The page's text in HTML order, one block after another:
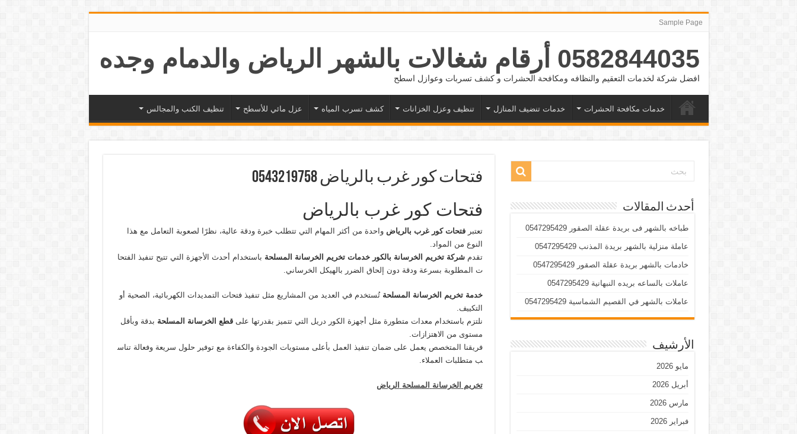
Sample Page
0582844035 أرقام شغالات بالشهر الرياض والدمام وجده
افضل شركة لخدمات التعقيم والنظافه ومكافحة الحشرات و كشف تسربات وعوازل اسطح
خدمات مكافحة الحشرات خدمات تنضيف المنازل تنظيف وعزل الخزانات كشف تسرب المياه عزل مائي للأسطح تنظيف الكنب والمجالس
فتحات كور غرب بالرياض 0543219758
فتحات كور غرب بالرياض
تعتبرفتحات كور غرب بالرياض واحدة من أكثر المهام التي تتطلب خبرة ودقة عالية، نظرًا لصعوبة التعامل مع هذا
النوع من المواد.
تقدمشركة تخريم الخرسانة بالكور خدمات تخريم الخرسانة المسلحة باستخدام أحدث الأجهزة التي تتيح تنفيذ الفتحا
ت المطلوبة بسرعة ودقة دون إلحاق الضرر بالهيكل الخرساني.
خدمة تخريم الخرسانة المسلحة تُستخدم في العديد من المشاريع مثل تنفيذ فتحات التمديدات الكهربائية، الصحية أو
التكييف.
نلتزم باستخدام معدات متطورة مثل أجهزة الكور دريل التي تتميز بقدرتها علىقطع الخرسانة المسلحة بدقة وبأقل
مستوى من الاهتزازات.
فريقنا المتخصص يعمل على ضمان تنفيذ العمل بأعلى مستويات الجودة والكفاءة مع توفير حلول سريعة وفعالة تناس
ب متطلبات العملاء.
تخريم الخرسانة المسلحة الرياض
أحدث المقالات
طباخه بالشهر فى بريدة عقلة الصقور 0547295429
عاملة منزلية بالشهر بريدة المذنب 0547295429
خادمات بالشهر بريدة عقلة الصقور 0547295429
عاملات بالساعه بريده النبهانية 0547295429
عاملات بالشهر في القصيم الشماسية 0547295429
الأرشيف
مايو 2026
أبريل 2026
مارس 2026
فبراير 2026